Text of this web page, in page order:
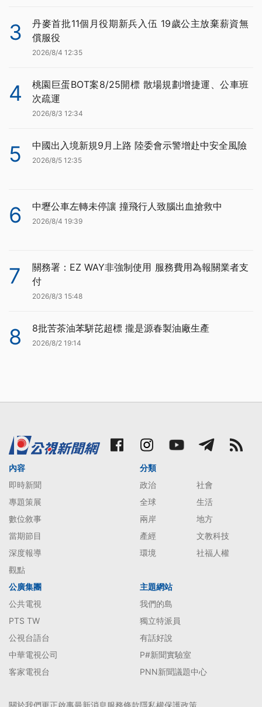
3
丹麥首批11個月役期新兵入伍 19歲公主放棄薪資無
償服役
2026/8/4 12:35
4
桃園巨蛋BOT案8/25開標 散場規劃增捷運、公車班
次疏運
2026/8/3 12:34
5 中國出入境新規9月上路 陸委會示警增赴中安全風險
2026/8/5 12:35
6 中壢公車左轉未停讓 撞飛行人致腦出血搶救中
2026/8/4 19:39
7
關務署：EZ WAY非強制使用 服務費用為報關業者支
付
2026/8/3 15:48
8 8批苦茶油苯駢芘超標 攏是源春製油廠生產
2026/8/2 19:14
內容
即時新聞
專題策展
數位敘事
當期節目
深度報導
觀點
分類
政治
社會
全球
生活
兩岸
地方
產經
文教科技
環境
社福人權
公廣集團
公共電視
PTS TW
公視台語台
中華電視公司
客家電視台
主題網站
我們的島
獨立特派員
有話好說
P#新聞實驗室
PNN新聞議題中心
關於我們更正啟事最新消息 服務條款隱私權保護政策